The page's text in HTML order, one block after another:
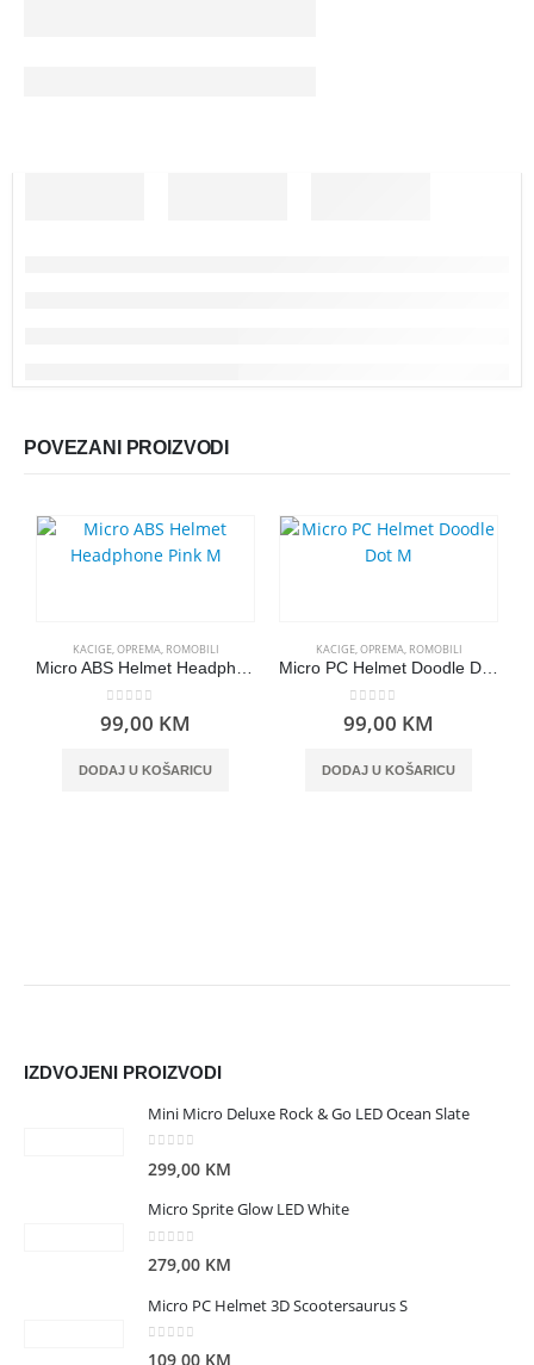
POVEZANI PROIZVODI
KACIGE,OPREMA, ROMOBILI
Micro ABS Helmet Headphone Pink M
0out of 5
99,00 KM
DODAJ U KOŠARICU
KACIGE,OPREMA, ROMOBILI
Micro PC Helmet Doodle Dot M
0out of 5
99,00 KM
DODAJ U KOŠARICU
IZDVOJENI PROIZVODI
Mini Micro Deluxe Rock & Go LED Ocean Slate
299,00 KM
Micro Sprite Glow LED White
279,00 KM
Micro PC Helmet 3D Scootersaurus S
0 out of 5